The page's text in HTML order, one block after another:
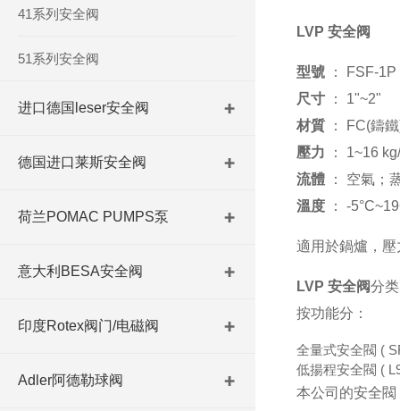
41系列安全阀
51系列安全阀
进口德国leser安全阀
德国进口莱斯安全阀
荷兰POMAC PUMPS泵
意大利BESA安全阀
印度Rotex阀门/电磁阀
Adler阿德勒球阀
LVP 安全阀
型號
： FSF-
尺寸： 1"~2"
材質： FC(鑄
壓力 ： 1~16
流體： 空氣；
溫度： -
適用於鍋爐，
LVP 安全阀分
按功能分：
全量式安全閥 (
低揚程安全閥 (
本公司的安全